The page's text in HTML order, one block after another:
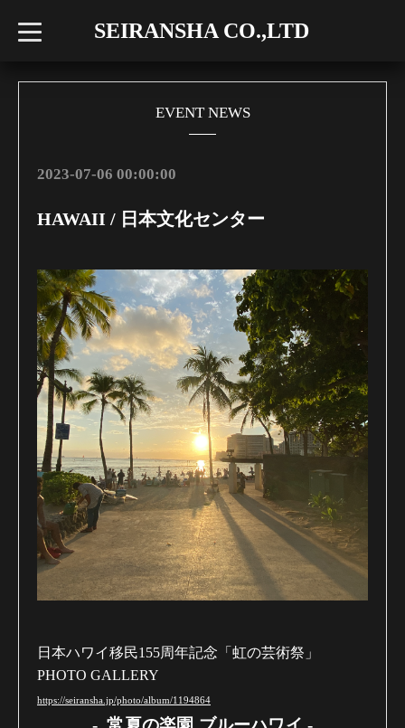
SEIRANSHA CO.,LTD
t
o
l
EVENT NEWS
2023-07-06 00:00:00
HAWAII / 日本文化センター
日本ハワイ移民155周年記念「虹の芸術祭」
PHOTO GALLERY
https://seiransha.jp/photo/album/1194864